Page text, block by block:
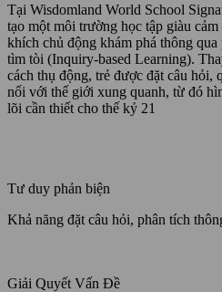
Tại Wisdomland World School
tạo một môi trường học tập giàu
khích chủ động khám phá thông
tìm tòi (Inquiry-based Learning).
cách thụ động, trẻ được đặt câu hỏi,
nối với thế giới xung quanh, từ đó
lõi cần thiết cho thế kỷ 21
Tư duy phản biện
Khả năng đặt câu hỏi, phân tích
Giải Quyết Vấn Đề